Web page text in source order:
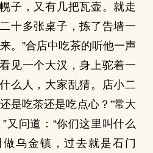
子，又有几把瓦壶。就走
十多张桌子，拣了告墙一
。”合店中吃茶的听他一声
见一个大汉，身上驼着一
么人，大家乱猜。店小二
是吃茶还是吃点心？”常大
又问道：“你们这里叫什么
乌金镇，过去就是石门